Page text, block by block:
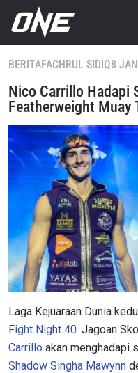
BERITAFACHRUL SIDIQ8
Nico Carrillo Hadapi
Featherweight Muay
Laga Kejuaraan Dunia
Fight Night 40. Jagoan
Carrillo akan menghadapi
Shadow Singha Mawynn